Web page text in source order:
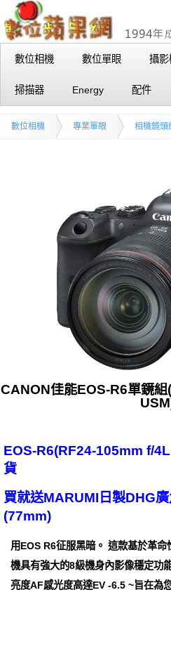
數位相機 數位單眼 攝影
掃描器 Energy 配件
數位相機 專業單眼 相機鏡頭
CANON佳能EOS-R6單鏡
EOS-R6(RF24-105mm f/
貨
買就送MARUMI日製DHG
(77mm)
用EOS R6征服黑暗。 這款基於革
機具有強大的8級機身內影像穩定功
亮度AF感光度高達EV -6.5 ~旨在為